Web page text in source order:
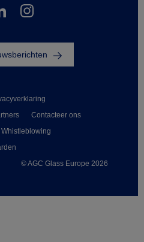
© AGC Glass Europe 2026
Contacteer ons
Whistleblowing